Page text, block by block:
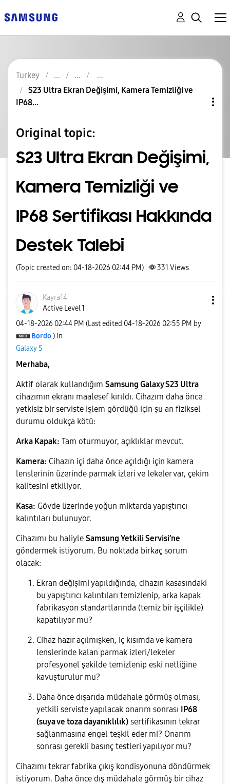
Turkey
S23 Ultra Ekran Değişimi, Kamera Temizliği ve
IP68...
Original topic:
S23 Ultra Ekran Değişimi,
Kamera Temizliği ve
IP68 Sertifikası Hakkında
Destek Talebi
(Topic created on: 04-18-2026 02:44 PM) 331 Views
Kayra14
Active Level 1
‎04-18-2026 02:44 PM (Last edited ‎04-18-2026 02:55 PM by
Bordo ) in
Galaxy S
Merhaba,
Aktif olarak kullandığım Samsung Galaxy S23 Ultra
cihazımın ekranı maalesef kırıldı. Cihazım daha önce
yetkisiz bir serviste işlem gördüğü için şu an fiziksel
durumu oldukça kötü:
Arka Kapak: Tam oturmuyor, açıklıklar mevcut.
Kamera: Cihazın içi daha önce açıldığı için kamera
lenslerinin üzerinde parmak izleri ve lekeler var, çekim
kalitesini etkiliyor.
Kasa: Gövde üzerinde yoğun miktarda yapıştırıcı
kalıntıları bulunuyor.
Cihazımı bu haliyle Samsung Yetkili Servisi’ne
göndermek istiyorum. Bu noktada birkaç sorum
olacak:
Ekran değişimi yapıldığında, cihazın kasasındaki
bu yapıştırıcı kalıntıları temizlenip, arka kapak
fabrikasyon standartlarında (temiz bir işçilikle)
kapatılıyor mu?
Cihaz hazır açılmışken, iç kısımda ve kamera
lenslerinde kalan parmak izleri/lekeler
profesyonel şekilde temizlenip eski netliğine
kavuşturulur mu?
Daha önce dışarıda müdahale görmüş olması,
yetkili serviste yapılacak onarım sonrası IP68
(suya ve toza dayanıklılık) sertifikasının tekrar
sağlanmasına engel teşkil eder mi? Onarım
sonrası gerekli basınç testleri yapılıyor mu?
Cihazımı tekrar fabrika çıkış kondisyonuna döndürmek
istiyorum. Daha önce dış müdahale görmüş bir cihaz